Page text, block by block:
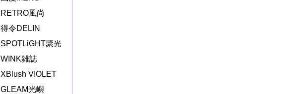
RETRO風尚
得令DELIN
SPOTLiGHT聚光
WINK雑誌
XBlush VIOLET
GLEAM光嶼